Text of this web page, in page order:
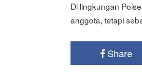
Di lingkungan
anggota, tetapi
Share